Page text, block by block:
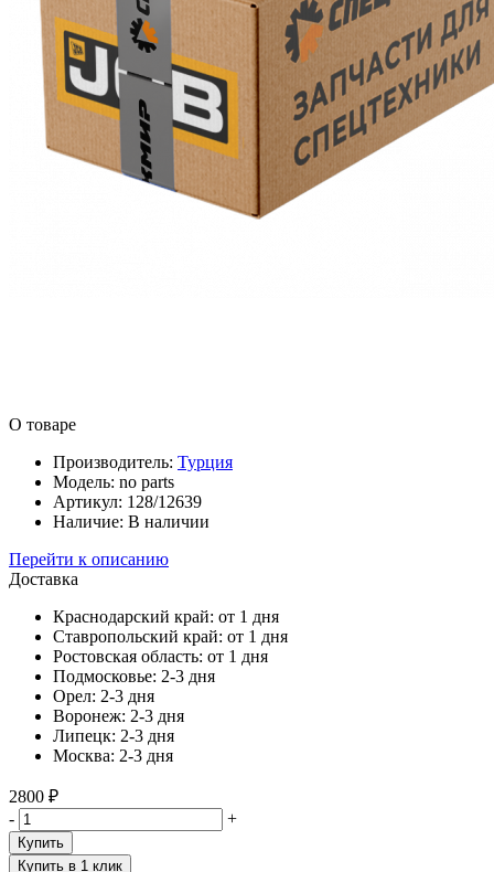
О товаре
Производитель: Турция
Модель: no parts
Артикул: 128/12639
Наличие: В наличии
Перейти к описанию
Доставка
Краснодарский край: от 1 дня
Ставропольский край: от 1 дня
Ростовская область: от 1 дня
Подмосковье: 2-3 дня
Орел: 2-3 дня
Воронеж: 2-3 дня
Липецк: 2-3 дня
Москва: 2-3 дня
2800 ₽
-
+
Купить
Купить в 1 клик